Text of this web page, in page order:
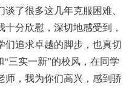
了很多这几年克服困难、
分欣慰，深切地感受到，
们追求卓越的脚步，也真切
三实一新”的校风，在同学
师，我为你们高兴，感到骄